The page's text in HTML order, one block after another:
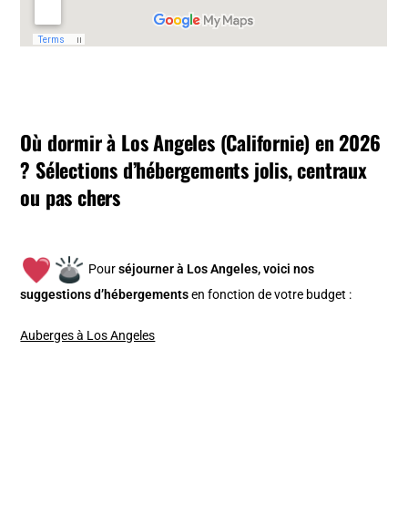
Où dormir à Los Angeles (Californie) en 2026
? Sélections d’hébergements jolis, centraux
ou pas chers
Pourséjourner à Los Angeles, voici nos
suggestions d’hébergements en fonction de votre budget :
Auberges à Los Angeles